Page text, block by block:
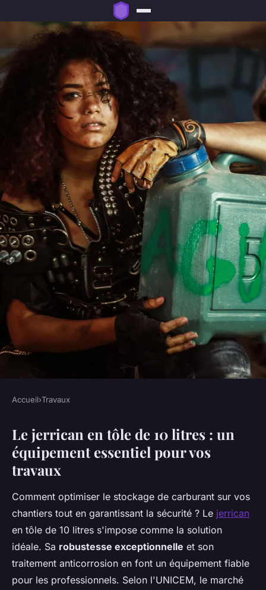
Découvrez le jerrican en tôle
de 10 litres parfait pour vous
Accueil›Travaux
Le jerrican en tôle de 10 litres : un
équipement essentiel pour vos
travaux
Comment optimiser le stockage de carburant sur vos
chantiers tout en garantissant la sécurité ? Le jerrican
en tôle de 10 litres s'impose comme la solution
idéale. Sa robustesse exceptionnelle et son
traitement anticorrosion en font un équipement fiable
pour les professionnels. Selon l'UNICEM, le marché